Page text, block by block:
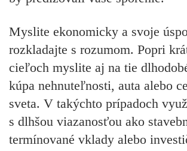
Myslite ekonomicky a svoje
rozkladajte s rozumom. Popri
cieľoch myslite aj na tie
kúpa nehnuteľnosti, auta alebo
sveta. V takýchto prípadoch
s dlhšou viazanosťou ako
termínované vklady alebo